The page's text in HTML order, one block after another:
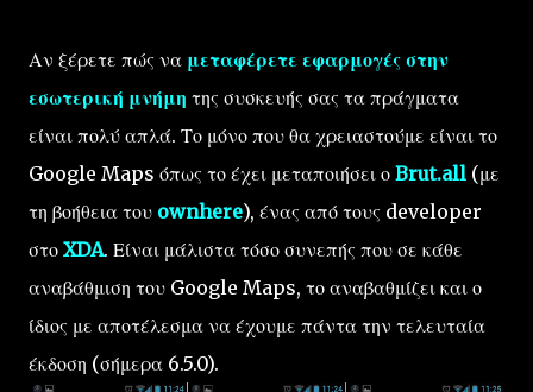
Αν ξέρετε πώς να μεταφέρετε εφαρμογές στην
εσωτερική μνήμη της συσκευής σας τα πράγματα
είναι πολύ απλά. Το μόνο που θα χρειαστούμε είναι το
Google Maps όπως το έχει μεταποιήσει ο Brut.all (με
τη βοήθεια του ownhere), ένας από τους developer
στο XDA. Είναι μάλιστα τόσο συνεπής που σε κάθε
αναβάθμιση του Google Maps, το αναβαθμίζει και ο
ίδιος με αποτέλεσμα να έχουμε πάντα την τελευταία
έκδοση (σήμερα 6.5.0).